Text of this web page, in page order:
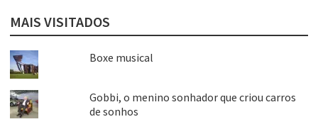
MAIS VISITADOS
Boxe musical
Gobbi, o menino sonhador que criou carros
de sonhos